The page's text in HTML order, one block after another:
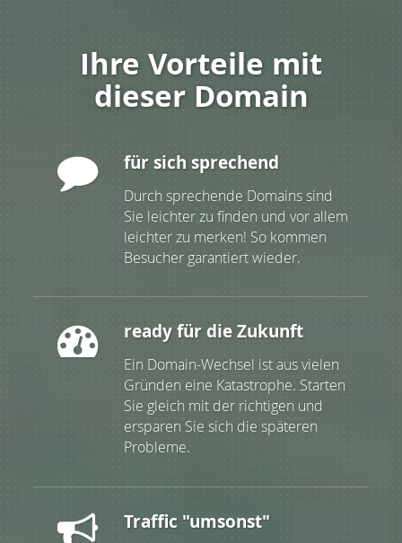
Ihre Vorteile mit
dieser Domain
für sich sprechend
Durch sprechende Domains sind
Sie leichter zu finden und vor allem
leichter zu merken! So kommen
Besucher garantiert wieder.
ready für die Zukunft
Ein Domain-Wechsel ist aus vielen
Gründen eine Katastrophe. Starten
Sie gleich mit der richtigen und
ersparen Sie sich die späteren
Probleme.
Traffic "umsonst"